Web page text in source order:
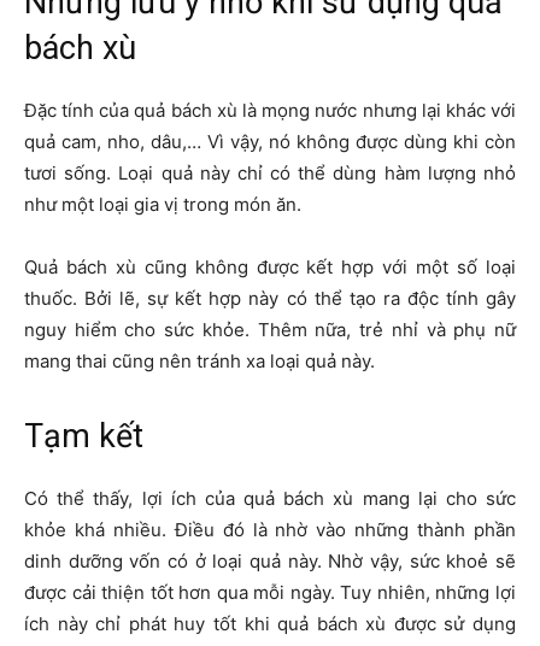
bách xù
Đặc tính của quả bách xù là mọng nước nhưng lại khác với
quả cam, nho, dâu,… Vì vậy, nó không được dùng khi còn
tươi sống. Loại quả này chỉ có thể dùng hàm lượng nhỏ
như một loại gia vị trong món ăn.
Quả bách xù cũng không được kết hợp với một số loại
thuốc. Bởi lẽ, sự kết hợp này có thể tạo ra độc tính gây
nguy hiểm cho sức khỏe. Thêm nữa, trẻ nhỉ và phụ nữ
mang thai cũng nên tránh xa loại quả này.
Tạm kết
Có thể thấy, lợi ích của quả bách xù mang lại cho sức
khỏe khá nhiều. Điều đó là nhờ vào những thành phần
dinh dưỡng vốn có ở loại quả này. Nhờ vậy, sức khoẻ sẽ
được cải thiện tốt hơn qua mỗi ngày. Tuy nhiên, những lợi
ích này chỉ phát huy tốt khi quả bách xù được sử dụng